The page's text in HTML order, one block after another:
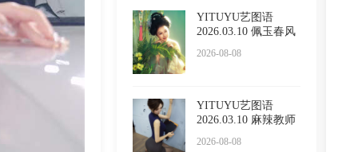
YITUYU艺图语
2026.03.10 佩玉春风
2026-08-08
YITUYU艺图语
2026.03.10 麻辣教师
2026-08-08